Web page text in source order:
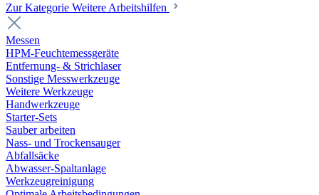
Zur Kategorie Weitere Arbeitshilfen
Messen
HPM-Feuchtemessgeräte
Entfernung- & Strichlaser
Sonstige Messwerkzeuge
Weitere Werkzeuge
Handwerkzeuge
Starter-Sets
Sauber arbeiten
Nass- und Trockensauger
Abfallsäcke
Abwasser-Spaltanlage
Werkzeugreinigung